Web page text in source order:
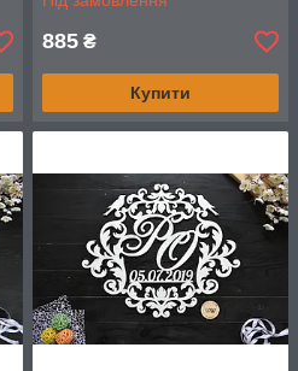
ширми)
885 ₴
Купити